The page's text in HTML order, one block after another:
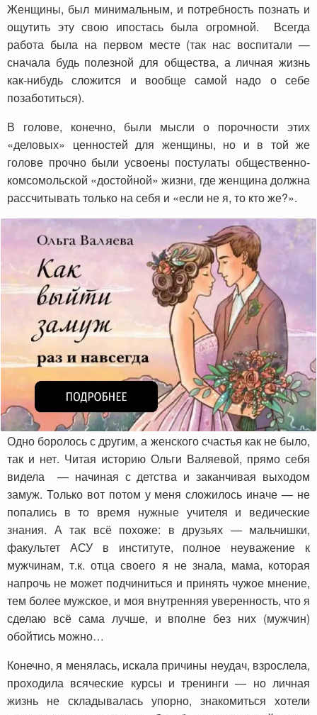
Женщины, был минимальным, и потребность познать и
ощутить эту свою ипостась была огромной. Всегда
работа была на первом месте (так нас воспитали —
сначала будь полезной для общества, а личная жизнь
как-нибудь сложится и вообще самой надо о себе
позаботиться).
В голове, конечно, были мысли о порочности этих
«деловых» ценностей для женщины, но и в той же
голове прочно были усвоены постулаты общественно-
комсомольской «достойной» жизни, где женщина должна
рассчитывать только на себя и «если не я, то кто же?».
Одно боролось с другим, а женского счастья как не было,
так и нет. Читая историю Ольги Валяевой, прямо себя
видела — начиная с детства и заканчивая выходом
замуж. Только вот потом у меня сложилось иначе — не
попались в то время нужные учителя и ведические
знания. А так всё похоже: в друзьях — мальчишки,
факультет АСУ в институте, полное неуважение к
мужчинам, т.к. отца своего я не знала, мама, которая
напрочь не может подчиниться и принять чужое мнение,
тем более мужское, и моя внутренняя уверенность, что я
сделаю всё сама лучше, и вполне без них (мужчин)
обойтись можно…
Конечно, я менялась, искала причины неудач, взрослела,
проходила всяческие курсы и тренинги — но личная
жизнь не складывалась упорно, знакомиться хотели